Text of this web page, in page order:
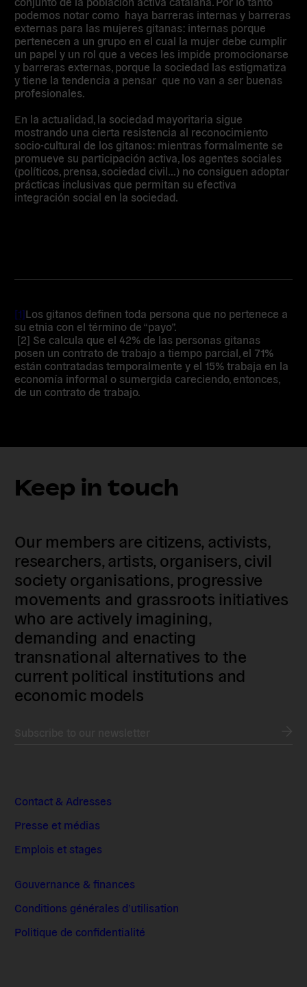
podemos notar como haya barreras internas y barreras
externas para las mujeres gitanas: internas porque
pertenecen a un grupo en el cual la mujer debe cumplir
un papel y un rol que a veces les impide promocionarse
y barreras externas, porque la sociedad las estigmatiza
y tiene la tendencia a pensar que no van a ser buenas
profesionales.
En la actualidad, la sociedad mayoritaria sigue
mostrando una cierta resistencia al reconocimiento
socio-cultural de los gitanos: mientras formalmente se
promueve su participación activa, los agentes sociales
(políticos, prensa, sociedad civil…) no consiguen adoptar
prácticas inclusivas que permitan su efectiva
integración social en la sociedad.
[1]Los gitanos definen toda persona que no pertenece a
su etnia con el término de “payo”.
[2] Se calcula que el 42% de las personas gitanas
posen un contrato de trabajo a tiempo parcial, el 71%
están contratadas temporalmente y el 15% trabaja en la
economía informal o sumergida careciendo, entonces,
de un contrato de trabajo.
Keep in touch
Our members are citizens, activists,
researchers, artists, organisers, civil
society organisations, progressive
movements and grassroots initiatives
who are actively imagining,
demanding and enacting
transnational alternatives to the
current political institutions and
economic models
Contact & Adresses
Presse et médias
Emplois et stages
Gouvernance & finances
Conditions générales d’utilisation
Politique de confidentialité